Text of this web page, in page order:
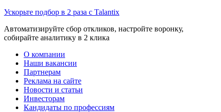
Ускорьте подбор в 2 раза с Talantix
Автоматизируйте сбор откликов, настройте воронку,
собирайте аналитику в 2 клика
О компании
Наши вакансии
Партнерам
Реклама на сайте
Новости и статьи
Инвесторам
Кандидаты по профессиям